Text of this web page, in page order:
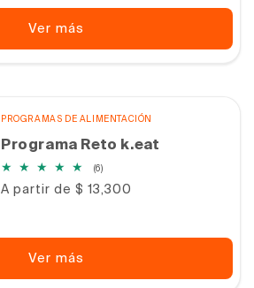
Ver más
PROGRAMAS DE ALIMENTACIÓN
Programa Reto k.eat
(6)6
totales
Precio
A partir de $ 13,300
Ver más